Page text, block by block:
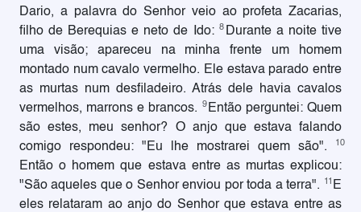
Dario, a palavra do Senhor veio ao profeta Zacarias,
filho de Berequias e neto de Ido: 8 Durante a noite tive
uma visão; apareceu na minha frente um homem
montado num cavalo vermelho. Ele estava parado entre
as murtas num desfiladeiro. Atrás dele havia cavalos
vermelhos, marrons e brancos. 9 Então perguntei: Quem
são estes, meu senhor? O anjo que estava falando
comigo respondeu: "Eu lhe mostrarei quem são".
10
Então o homem que estava entre as murtas explicou:
"São aqueles que o Senhor enviou por toda a terra". 11 E
eles relataram ao anjo do Senhor que estava entre as